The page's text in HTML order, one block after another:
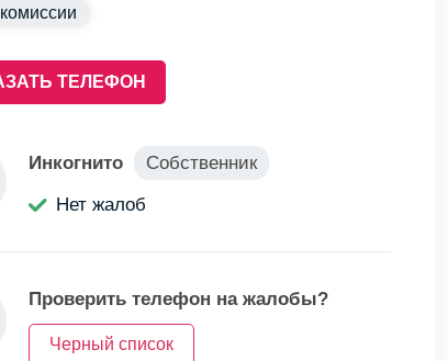
ТЕЛЕФОН
Инкогнито
Собственник
Нет жалоб
Проверить телефон на жалобы?
Черный список